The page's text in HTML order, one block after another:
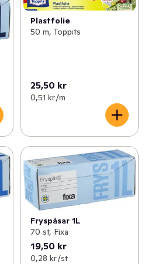
Plastfolie
50 m, Toppits
25,50 kr
0,51 kr /m
Fryspåsar 1L
70 st, Fixa
19,50 kr
0,28 kr /st